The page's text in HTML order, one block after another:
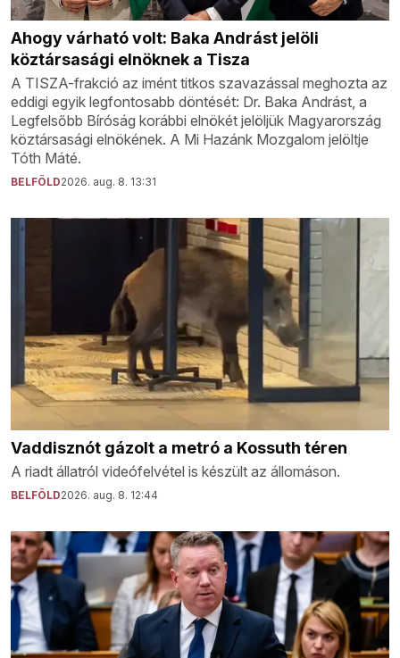
Ahogy várható volt: Baka Andrást jelöli
köztársasági elnöknek a Tisza
A TISZA-frakció az imént titkos szavazással meghozta az
eddigi egyik legfontosabb döntését: Dr. Baka Andrást, a
Legfelsőbb Bíróság korábbi elnökét jelöljük Magyarország
köztársasági elnökének. A Mi Hazánk Mozgalom jelöltje
Tóth Máté.
BELFÖLD2026. aug. 8. 13:31
Vaddisznót gázolt a metró a Kossuth téren
A riadt állatról videófelvétel is készült az állomáson.
BELFÖLD2026. aug. 8. 12:44